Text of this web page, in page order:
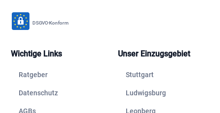
DSGVO-Konform
Wichtige Links
Ratgeber
Datenschutz
AGBs
Unser Einzugsgebiet
Stuttgart
Ludwigsburg
Leonberg